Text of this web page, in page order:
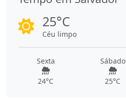
25°C
Céu limpo
Sexta
24°C
Sábado
25°C